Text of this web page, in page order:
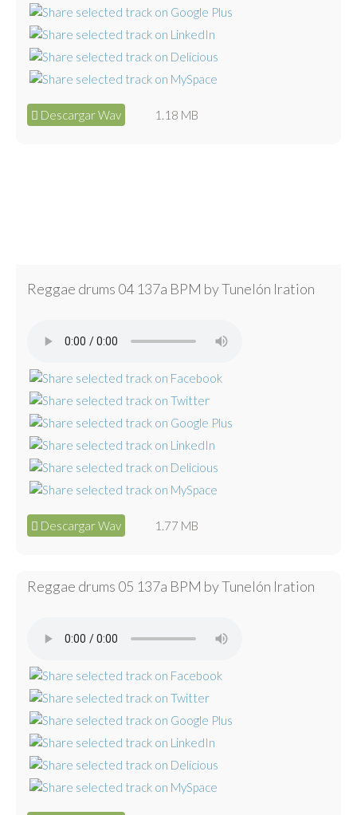
Descargar Wav 1.18 MB
Reggae drums 04 137a BPM by Tunelón Iration
Descargar Wav 1.77 MB
Reggae drums 05 137a BPM by Tunelón Iration